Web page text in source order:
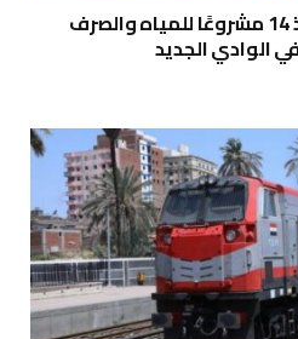
وزيرة الإسكان تبحث تنفيذ 14 مشروعًا للمياه والصرف
الوادي الجديد